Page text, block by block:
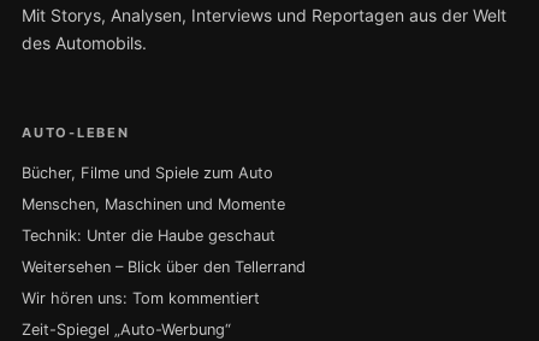
Mit Storys, Analysen, Interviews und Reportagen aus der Welt
des Automobils.
AUTO-LEBEN
Bücher, Filme und Spiele zum Auto
Menschen, Maschinen und Momente
Technik: Unter die Haube geschaut
Weitersehen – Blick über den Tellerrand
Wir hören uns: Tom kommentiert
Zeit-Spiegel „Auto-Werbung“